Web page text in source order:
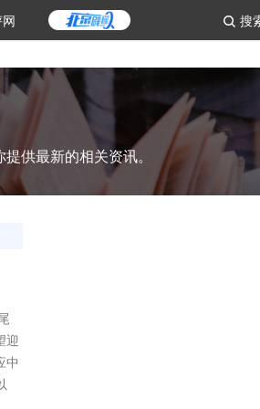
搜
供最新的相关资讯。
迎
中